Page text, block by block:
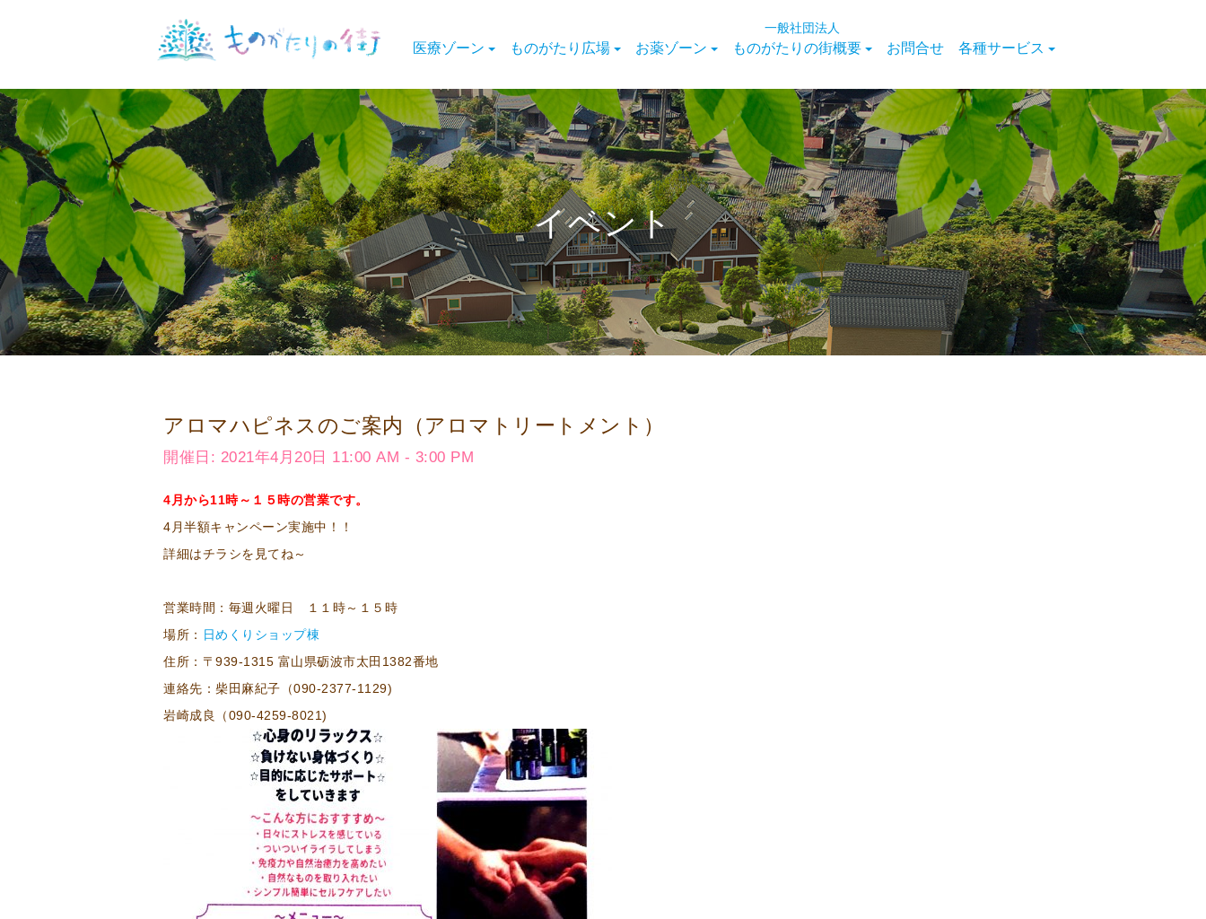
医療ゾーン ものがたり広場 お薬ゾーン
一般社団法人
ものがたりの街概要 お問合せ 各種サービス
イベント
アロマハピネスのご案内（アロマトリートメント）
開催日: 2021年4月20日 11:00 AM - 3:00 PM
4月から11時～１５時の営業です。
4月半額キャンペーン実施中！！
詳細はチラシを見てね～
営業時間：毎週火曜日 １１時～１５時
場所： 日めくりショップ棟
住所：〒939-1315 富山県砺波市太田1382番地
連絡先：柴田麻紀子（090-2377-1129)
岩崎成良（090-4259-8021)